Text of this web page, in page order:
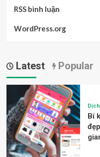
RSS bình luận
WordPress.org
Latest Popular
Bí